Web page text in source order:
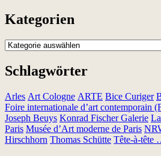
Kategorien
Kategorien
Schlagwörter
Arles Art Cologne ARTE Bice Curiger
Foire internationale d’art contemporain
Joseph Beuys Konrad Fischer Galerie
Paris Musée d’Art moderne de Paris
Hirschhorn Thomas Schütte Tête-à-tête